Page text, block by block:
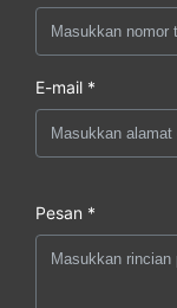
E-mail *
Pesan *